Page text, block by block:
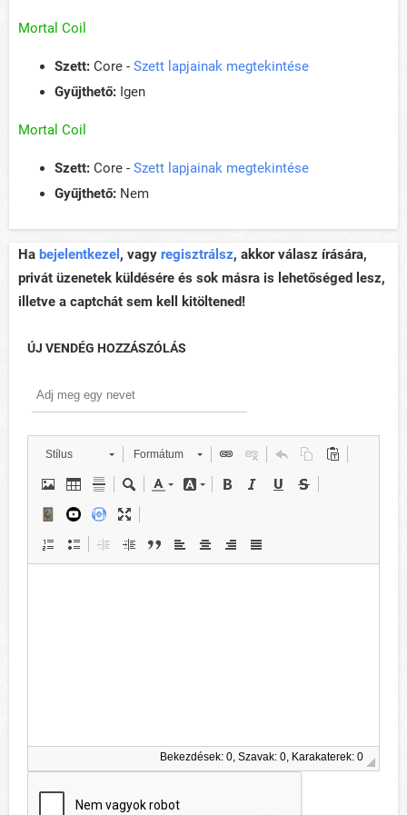
Mortal Coil
Szett: Core - Szett lapjainak megtekintése
Gyűjthető: Igen
Mortal Coil
Szett: Core - Szett lapjainak megtekintése
Gyűjthető: Nem
Ha bejelentkezel , vagy regisztrálsz, akkor válasz írására,
privát üzenetek küldésére és sok másra is lehetőséged lesz,
illetve a captchát sem kell kitöltened!
ÚJ VENDÉG HOZZÁSZÓLÁS
Stílus Formátum
Bekezdések: 0, Szavak: 0, Karakaterek: 0